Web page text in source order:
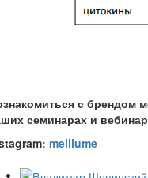
с брендом
семинарах и
meillume